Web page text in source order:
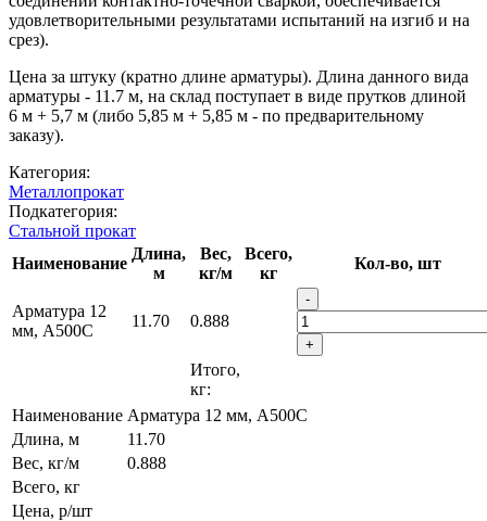
удовлетворительными результатами испытаний на изгиб и на
срез).
Цена за штуку (кратно длине арматуры). Длина данного вида
арматуры - 11.7 м, на склад поступает в виде прутков длиной
6 м + 5,7 м (либо 5,85 м + 5,85 м - по предварительному
заказу).
Категория:
Металлопрокат
Подкатегория:
Стальной прокат
Наименование
Длина,
м
Вес,
кг/м
Всего,
кг
Кол-во, шт
Арматура 12
мм, А500С
11.70 0.888
-
+
Итого,
кг:
Наименование Арматура 12 мм, А500С
Длина, м
11.70
Вес, кг/м
0.888
Всего, кг
Цена, р/шт